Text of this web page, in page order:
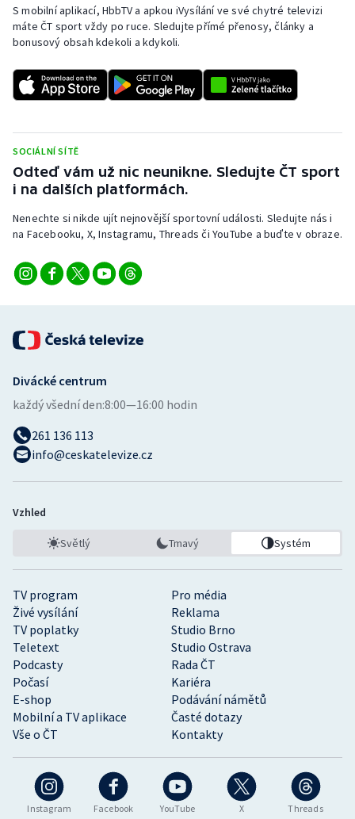
Rychlostní kanoistika
Short track
Sportovní střelba
Triatlon
Veslování
Vodní slalom
Volejbal
Ostatní
S mobilní aplikací, HbbTV a apkou iVysílání ve své chytré televizi
máte ČT sport vždy po ruce. Sledujte přímé přenosy, články a
bonusový obsah kdekoli a kdykoli.
SOCIÁLNÍ SÍTĚ
Odteď vám už nic neunikne. Sledujte ČT sport
i na dalších platformách.
Nenechte si nikde ujít nejnovější sportovní události. Sledujte nás i
na Facebooku, X, Instagramu, Threads či YouTube a buďte v obraze.
Instagram Facebook YouTube X Threads
TV program
Pro média
Živé vysílání
Reklama
TV poplatky
Studio Brno
Teletext
Studio Ostrava
Podcasty
Rada ČT
Počasí
Kariéra
E-shop
Podávání námětů
Mobilní a TV aplikace
Časté dotazy
Vše o ČT
Kontakty
Divácké centrum
každý všední den:8:00—16:00 hodin
261 136 113
info@ceskatelevize.cz
Vzhled
Světlý Tmavý Systém